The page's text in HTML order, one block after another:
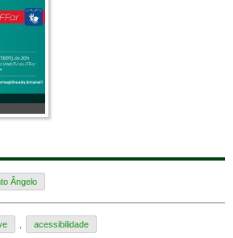
Ângelo
, acessibilidade